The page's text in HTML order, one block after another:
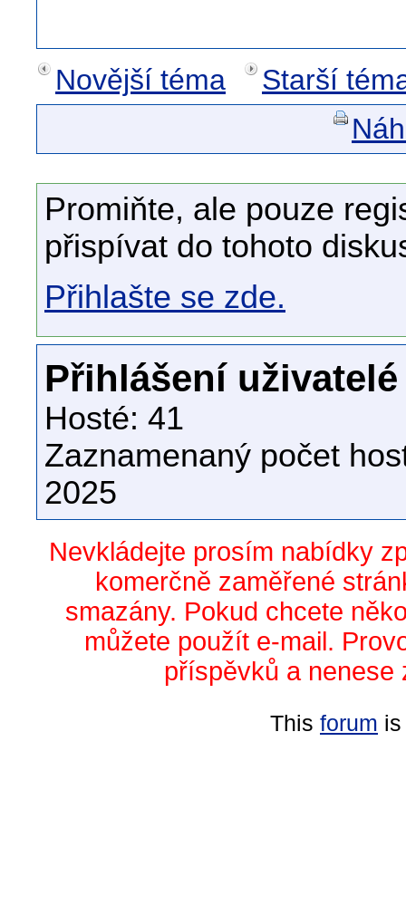
Novější téma
Starší
Promiňte, ale pouze
přispívat do tohoto
Přihlašte se zde.
Přihlášení uživatelé
Hosté: 41
Zaznamenaný počet
2025
Nevkládejte prosím nabídky
komerčně zaměřené
smazány. Pokud chcete
můžete použít e-mail.
příspěvků a nenese
This forum